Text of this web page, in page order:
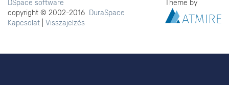
DSpace software
copyright © 2002-2016 DuraSpace
Kapcsolat
Visszajelzés
Theme by